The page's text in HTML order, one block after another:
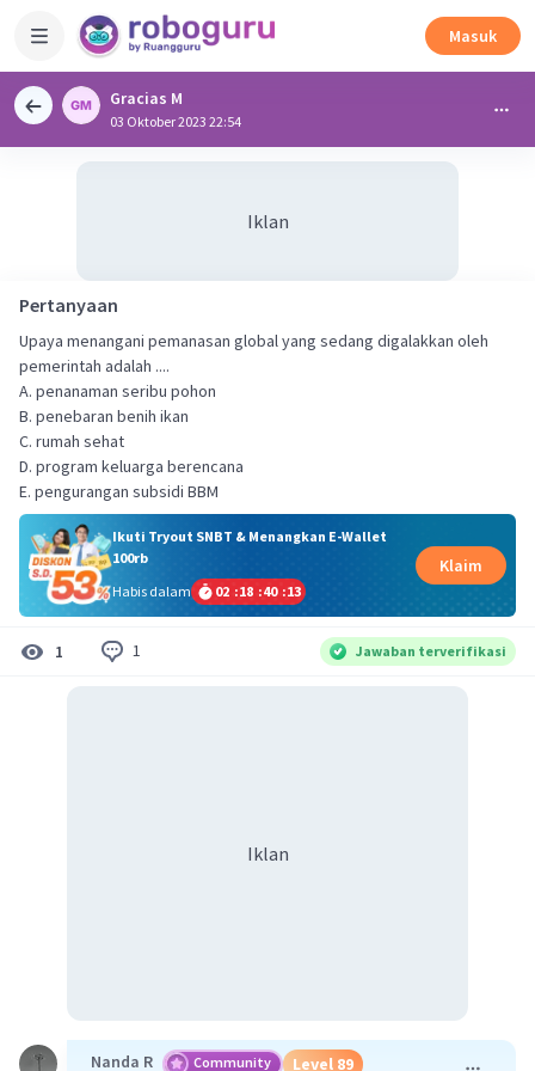
Masuk
Gracias M
03 Oktober 2023 22:54
Iklan
Pertanyaan
Upaya menangani pemanasan global yang sedang digalakkan oleh
pemerintah adalah ....
A. penanaman seribu pohon
B. penebaran benih ikan
C. rumah sehat
D. program keluarga berencana
Ikuti Tryout SNBT & Menangkan E-Wallet
100rb
Habis dalam
02 :18 :40 :13
Klaim
1 1 Jawaban terverifikasi
Iklan
Nanda R Community Level 89